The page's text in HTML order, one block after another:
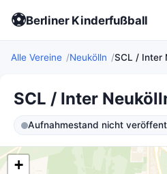
⚽Berliner Kinderfußball
Alle Vereine Neukölln SCL / Inter
SCL / Inter
Aufnahmestand nicht
+